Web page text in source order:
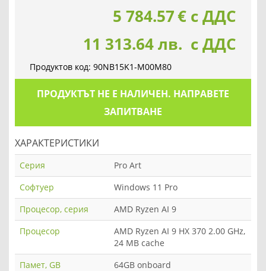
5 784.57€ с ДДС
11 313.64 лв. с ДДС
Продуктов код: 90NB15K1-M00M80
ПРОДУКТЪТ НЕ Е НАЛИЧЕН. НАПРАВЕТЕ
ЗАПИТВАНЕ
ХАРАКТЕРИСТИКИ
Серия
Pro Art
Софтуер
Windows 11 Pro
Процесор, серия
AMD Ryzen AI 9
Процесор
AMD Ryzen AI 9 HX 370 2.00 GHz,
24 MB cache
Памет, GB
64GB onboard